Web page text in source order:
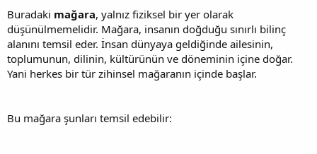
Buradaki mağara, yalnız fiziksel bir yer olarak
düşünülmemelidir. Mağara, insanın doğduğu sınırlı bilinç
alanını temsil eder. İnsan dünyaya geldiğinde ailesinin,
toplumunun, dilinin, kültürünün ve döneminin içine doğar.
Yani herkes bir tür zihinsel mağaranın içinde başlar.
Bu mağara şunları temsil edebilir: